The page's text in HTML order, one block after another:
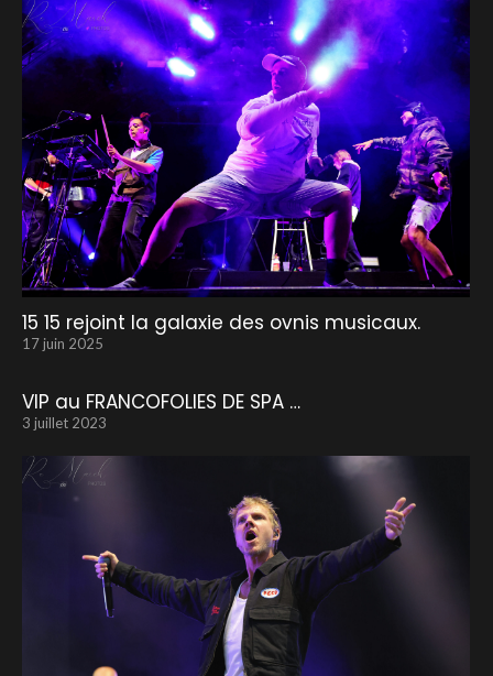
15 15 rejoint la galaxie des ovnis musicaux.
17 juin 2025
VIP au FRANCOFOLIES DE SPA …
3 juillet 2023